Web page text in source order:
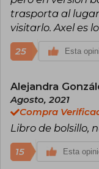
trasporta al
visitarlo. Axel es
25 Esta
Alejandra
Agosto, 2021
Compra
Libro de bolsillo,
15 Esta